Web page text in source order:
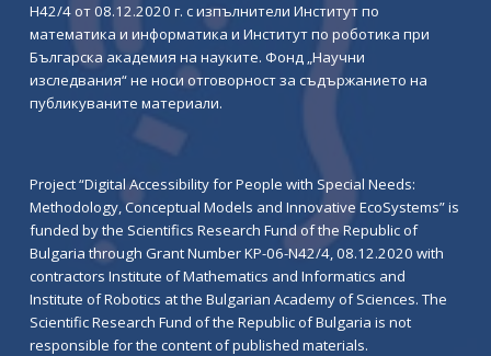
Н42/4 от 08.12.2020 г. с изпълнители Институт по
математика и информатика и Институт по роботика при
Българска академия на науките. Фонд „Научни
изследвания“ не носи отговорност за съдържанието на
публикуваните материали.
Project “Digital Accessibility for People with Special Needs:
Methodology, Conceptual Models and Innovative EcoSystems” is
funded by the Scientifics Research Fund of the Republic of
Bulgaria through Grant Number KP-06-N42/4, 08.12.2020 with
contractors Institute of Mathematics and Informatics and
Institute of Robotics at the Bulgarian Academy of Sciences. The
Scientific Research Fund of the Republic of Bulgaria is not
responsible for the content of published materials.